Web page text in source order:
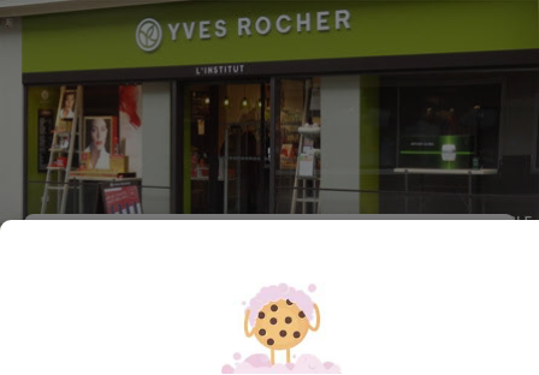
C/ TXIKIERDI AUZOA, 7